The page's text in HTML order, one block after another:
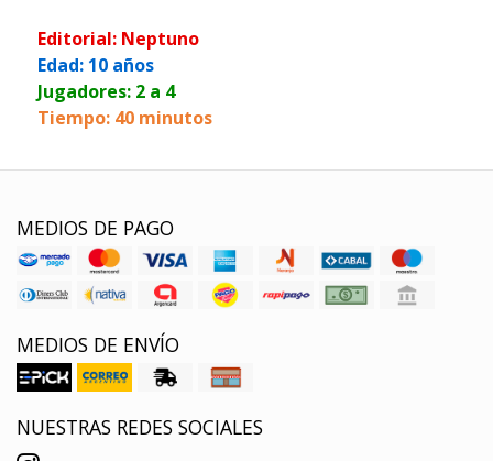
Editorial: Neptuno
Edad: 10 años
Jugadores: 2 a 4
Tiempo: 40 minutos
MEDIOS DE PAGO
MEDIOS DE ENVÍO
NUESTRAS REDES SOCIALES